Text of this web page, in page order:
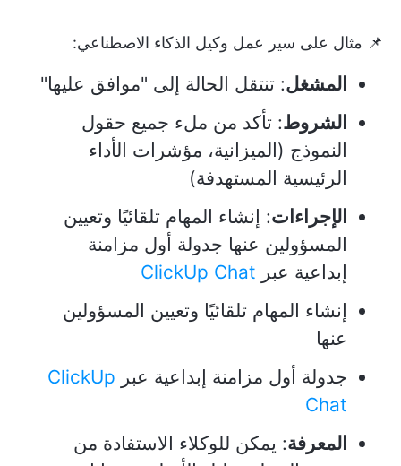
📌 مثال على سير عمل وكيل الذكاء الاصطناعي:
المشغل: تنتقل الحالة إلى "موافق عليها"
الشروط: تأكد من ملء جميع حقول
النموذج (الميزانية، مؤشرات الأداء
الرئيسية المستهدفة)
الإجراءات: إنشاء المهام تلقائيًا وتعيين
المسؤولين عنها جدولة أول مزامنة
إبداعية عبر ClickUp Chat
إنشاء المهام تلقائيًا وتعيين المسؤولين
عنها
جدولة أول مزامنة إبداعية عبر ClickUp
Chat
المعرفة: يمكن للوكلاء الاستفادة من